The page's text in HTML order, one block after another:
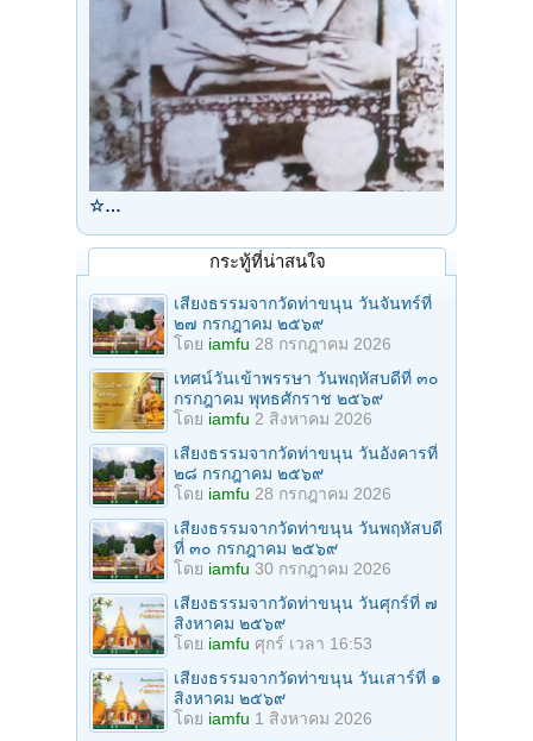
☆…
กระทู้ที่น่าสนใจ
เสียงธรรมจากวัดท่าขนุน วันจันทร์ที่
๒๗ กรกฎาคม ๒๕๖๙
โดย iamfu 28 กรกฎาคม 2026
เทศน์วันเข้าพรรษา วันพฤหัสบดีที่ ๓๐
กรกฎาคม พุทธศักราช ๒๕๖๙
โดย iamfu 2 สิงหาคม 2026
เสียงธรรมจากวัดท่าขนุน วันอังคารที่
๒๘ กรกฎาคม ๒๕๖๙
โดย iamfu 28 กรกฎาคม 2026
เสียงธรรมจากวัดท่าขนุน วันพฤหัสบดี
ที่ ๓๐ กรกฎาคม ๒๕๖๙
โดย iamfu 30 กรกฎาคม 2026
เสียงธรรมจากวัดท่าขนุน วันศุกร์ที่ ๗
สิงหาคม ๒๕๖๙
โดย iamfu ศุกร์ เวลา 16:53
เสียงธรรมจากวัดท่าขนุน วันเสาร์ที่ ๑
สิงหาคม ๒๕๖๙
โดย iamfu 1 สิงหาคม 2026